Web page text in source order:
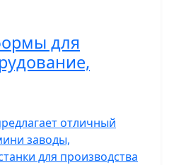
для
отличный
заводы,
для производства